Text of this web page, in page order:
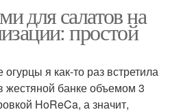
для салатов на
простой
я как-то раз встретила
жестяной банке объемом 3
HoReCa, а значит,